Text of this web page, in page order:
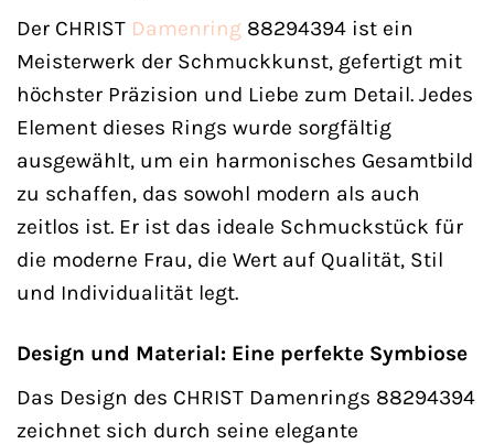
Der CHRIST Damenring 88294394 ist ein
Meisterwerk der Schmuckkunst, gefertigt mit
höchster Präzision und Liebe zum Detail. Jedes
Element dieses Rings wurde sorgfältig
ausgewählt, um ein harmonisches Gesamtbild
zu schaffen, das sowohl modern als auch
zeitlos ist. Er ist das ideale Schmuckstück für
die moderne Frau, die Wert auf Qualität, Stil
und Individualität legt.
Design und Material: Eine perfekte Symbiose
Das Design des CHRIST Damenrings 88294394
zeichnet sich durch seine elegante